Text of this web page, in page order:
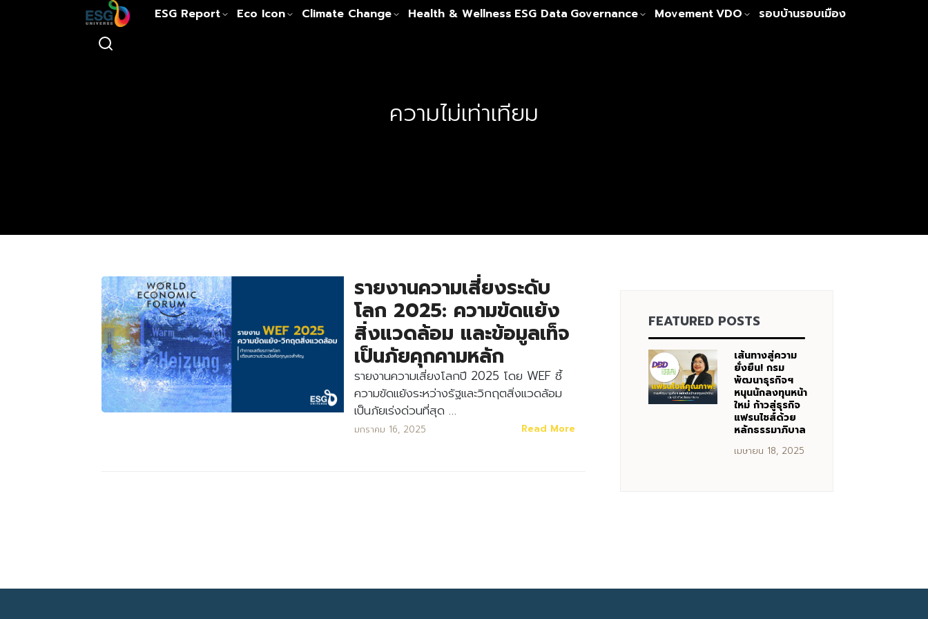
ESG Report Eco Icon Climate Change Health & Wellness ESG Data Governance MovementVDO รอบบ้านรอบเมือง
Search
Search
ความไม่เท่าเทียม
รายงานความเสี่ยงระดับ
โลก 2025: ความขัดแย้ง
สิ่งแวดล้อม และข้อมูลเท็จ
เป็นภัยคุกคามหลัก
รายงานความเสี่ยงโลกปี 2025 โดย WEF ชี้
ความขัดแย้งระหว่างรัฐและวิกฤตสิ่งแวดล้อม
เป็นภัยเร่งด่วนที่สุด …
มกราคม 16, 2025 Read More
FEATURED POSTS
เส้นทางสู่ความ
ยั่งยืน! กรม
พัฒนาธุรกิจฯ
หนุนนักลงทุนหน้า
ใหม่ ก้าวสู่ธุรกิจ
แฟรนไชส์ด้วย
หลักธรรมาภิบาล
เมษายน 18, 2025